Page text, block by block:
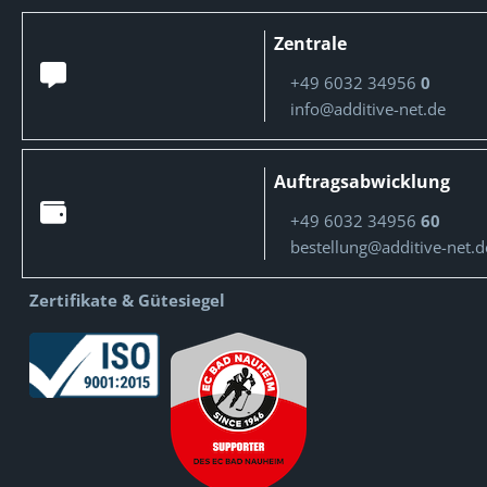
Zentrale
+49 6032 349560
info@additive-net.de
Auftragsabwicklung
+49 6032 3495660
bestellung@additive-
Zertifikate & Gütesiegel